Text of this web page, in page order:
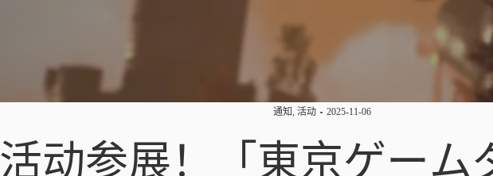
通知, 活动 2025-11-06
活动参展！「東京ゲーム